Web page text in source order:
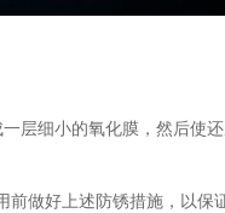
层细小的氧化膜，然后使
做好上述防锈措施，以保